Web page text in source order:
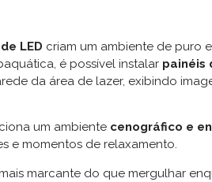
LED criam um ambiente de puro
é possível instalar painéis
da área de lazer, exibindo
um ambiente cenográfico e
e momentos de relaxamento.
mais marcante do que mergulhar